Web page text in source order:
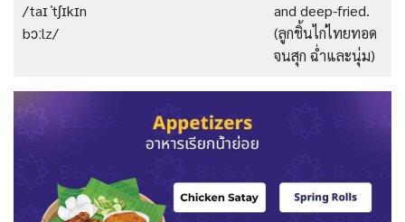
/taɪ ˈtʃɪkɪn
bɔːlz/
and deep-fried.
(ลูกชิ้นไก่ไทยทอด
จนสุก ฉ่ำและนุ่ม)